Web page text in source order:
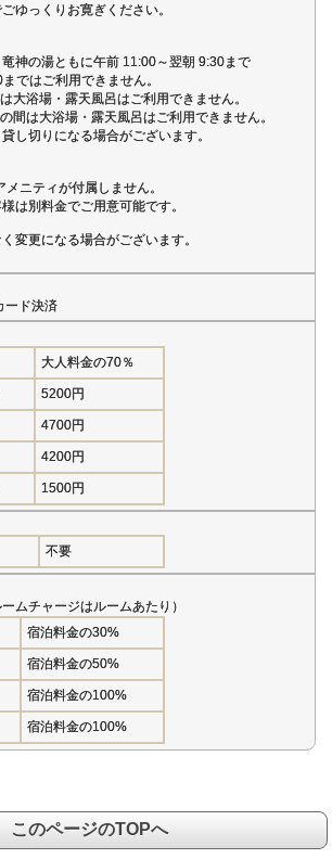
ゆっくりお寛ぎください。
神の湯ともに午前 11:00～翌朝 9:30まで
ではご利用できません。
大浴場・露天風呂はご利用できません。
間は大浴場・露天風呂はご利用できません。
し切りになる場合がございます。
ニティが付属しません。
は別料金でご用意可能です。
変更になる場合がございます。
ード決済
大人料金の70％
5200円
4700円
4200円
1500円
不要
ムチャージはルームあたり）
宿泊料金の30%
宿泊料金の50%
宿泊料金の100%
宿泊料金の100%
このページのTOPへ